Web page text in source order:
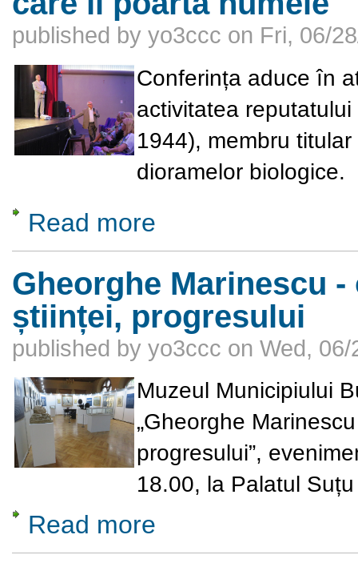
published by yo3ccc on Fri, 06/
Conferința aduce în
activitatea
1944), membru
dioramelor biologice.
Read more
Gheorghe Marinescu
științei, progresului
published by yo3ccc on Wed,
Muzeul Municipiului
„Gheorghe
progresului”,
18.00, la Palatul
Read more